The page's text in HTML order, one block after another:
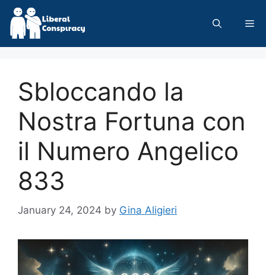
Skip
content
Sbloccando la
Nostra Fortuna con
il Numero Angelico
833
January 24, 2024 by Gina Aligieri